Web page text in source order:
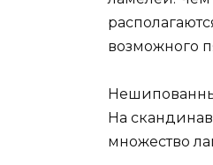
возможного
На
множество